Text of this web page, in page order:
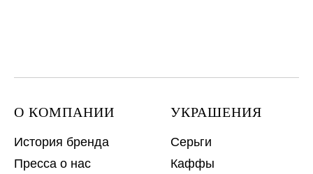
О КОМПАНИИ
История бренда
Пресса о нас
УКРАШЕНИЯ
Серьги
Каффы